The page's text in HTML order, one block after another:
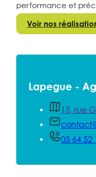
performance et
Voir nos
Lapegue -
15, rue
05 64 52